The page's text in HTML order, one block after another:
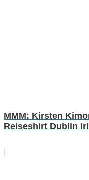
MMM: Kirsten
Reiseshirt Dublin